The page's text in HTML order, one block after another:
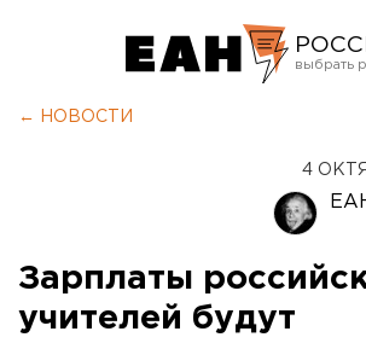
← НОВОСТИ
4
Зарплаты
учителей будут